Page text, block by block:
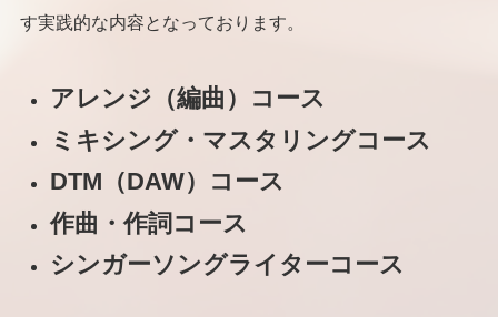
す実践的な内容となっております。
アレンジ（編曲）コース
ミキシング・マスタリングコース
DTM（DAW）コース
作曲・作詞コース
シンガーソングライターコース